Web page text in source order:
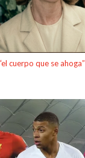
cuerpo que se ahoga”